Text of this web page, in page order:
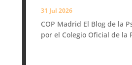
31 Jul 2026
COP Madrid El Blog de la
por el Colegio Oficial de la